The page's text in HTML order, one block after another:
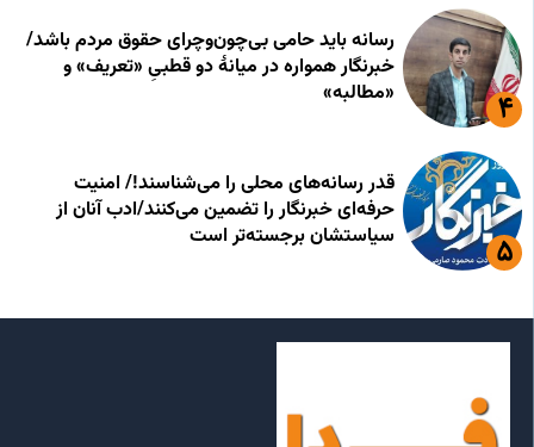
رسانه باید حامی بی‌چون‌وچرای حقوق مردم باشد/
خبرنگار همواره در میانهٔ دو قطبیِ «تعریف» و
«مطالبه»
قدر رسانه‌های محلی را می‌شناسند!/ امنیت
حرفه‌ای خبرنگار را تضمین می‌کنند/ادب آنان از
سیاستشان برجسته‌تر است